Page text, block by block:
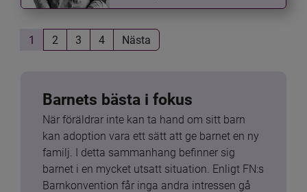
1 2 3 4 Nästa
Barnets bästa i fokus
När föräldrar inte kan ta hand om sitt barn
kan adoption vara ett sätt att ge barnet en ny
familj. I detta sammanhang befinner sig
barnet i en mycket utsatt situation. Enligt FN:s
Barnkonvention får inga andra intressen gå